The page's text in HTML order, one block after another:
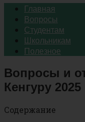
Главная
Вопросы
Студентам
Школьникам
Полезное
Вопросы и
Кенгуру 2025
Содержание